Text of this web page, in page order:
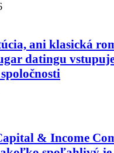
ani klasická
datingu
& Income